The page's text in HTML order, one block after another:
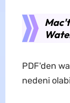
PDF'den
nedeni